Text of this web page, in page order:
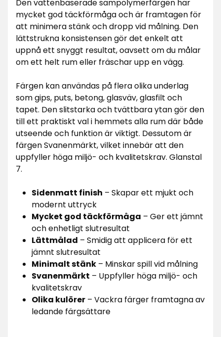
Den vattenbaserade sampolymerfärgen har
mycket god täckförmåga och är framtagen för
att minimera stänk och dropp vid målning. Den
lättstrukna konsistensen gör det enkelt att
uppnå ett snyggt resultat, oavsett om du målar
om ett helt rum eller fräschar upp en vägg.
Färgen kan användas på flera olika underlag
som gips, puts, betong, glasväv, glasfilt och
tapet. Den slitstarka och tvättbara ytan gör den
till ett praktiskt val i hemmets alla rum där både
utseende och funktion är viktigt. Dessutom är
färgen Svanenmärkt, vilket innebär att den
uppfyller höga miljö- och kvalitetskrav. Glanstal
7.
Sidenmatt finish – Skapar ett mjukt och
modernt uttryck
Mycket god täckförmåga – Ger ett jämnt
och enhetligt slutresultat
Lättmålad – Smidig att applicera för ett
jämnt slutresultat
Minimalt stänk – Minskar spill vid målning
Svanenmärkt – Uppfyller höga miljö- och
kvalitetskrav
Olika kulörer – Vackra färger framtagna av
ledande färgsättare